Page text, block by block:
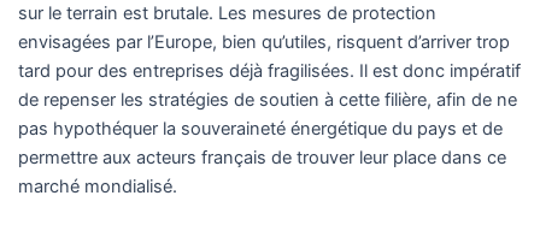
sur le terrain est brutale. Les mesures de protection
envisagées par l’Europe, bien qu’utiles, risquent d’arriver trop
tard pour des entreprises déjà fragilisées. Il est donc impératif
de repenser les stratégies de soutien à cette filière, afin de ne
pas hypothéquer la souveraineté énergétique du pays et de
permettre aux acteurs français de trouver leur place dans ce
marché mondialisé.